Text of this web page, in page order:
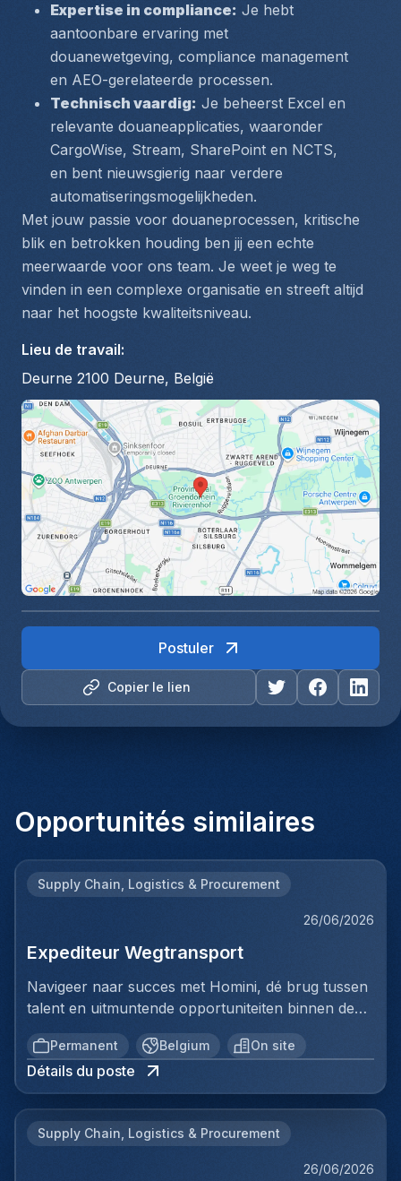
Expertise in compliance: Je hebt
aantoonbare ervaring met
douanewetgeving, compliance management
en AEO-gerelateerde processen.
Technisch vaardig: Je beheerst Excel en
relevante douaneapplicaties, waaronder
CargoWise, Stream, SharePoint en NCTS,
en bent nieuwsgierig naar verdere
automatiseringsmogelijkheden.
Met jouw passie voor douaneprocessen, kritische
blik en betrokken houding ben jij een echte
meerwaarde voor ons team. Je weet je weg te
vinden in een complexe organisatie en streeft altijd
naar het hoogste kwaliteitsniveau.
Lieu de travail:
Deurne 2100 Deurne, België
Copier le lien
Postuler
Opportunités similaires
Supply Chain, Logistics & Procurement
26/06/2026
Expediteur Wegtransport
Navigeer naar succes met Homini, dé brug tussen
talent en uitmuntende opportuniteiten binnen de
arbeidsmarkt. Als voorloper in wervingsdiensten,
matchen we toptalent met topbedrijven in diverse
sectoren. Met onze expertise en toewijding streven
we naar duurzame relaties en succesvolle
we vinden de perfecte match, keer op keer.Voor
Permanent Belgium On site
Détails du poste
Supply Chain, Logistics & Procurement
26/06/2026